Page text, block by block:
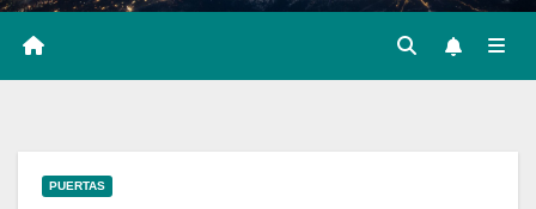
PUERTAS